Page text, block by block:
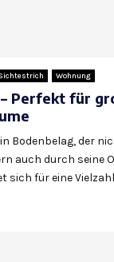
Wohnung
Perfekt für
Bodenbelag, der
auch durch seine
sich für eine